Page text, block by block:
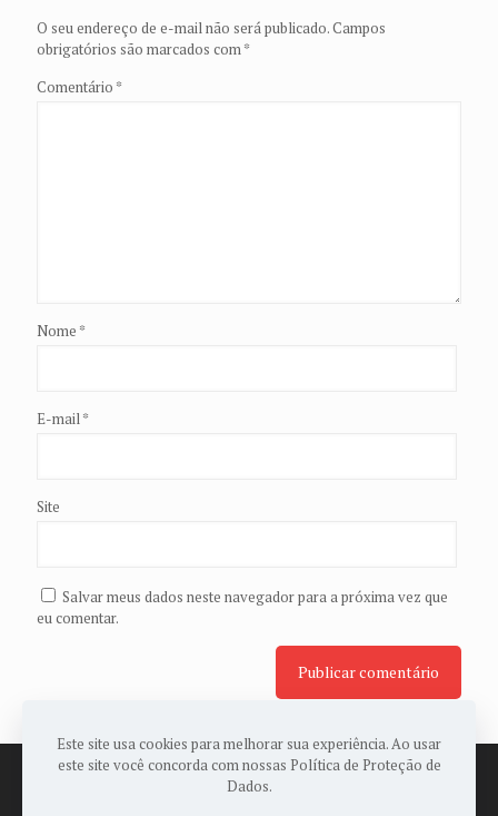
O seu endereço de e-mail não será publicado.Campos
obrigatórios são marcados com*
Comentário *
Nome *
E-mail*
Site
Salvar meus dados neste navegador para a próxima vez que
eu comentar.
Este site usa cookies para melhorar sua experiência. Ao usar
este site você concorda com nossas Política de Proteção de
Dados.